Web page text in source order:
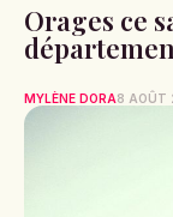
Orages ce
MYLÈNE DORA8 AOÛT